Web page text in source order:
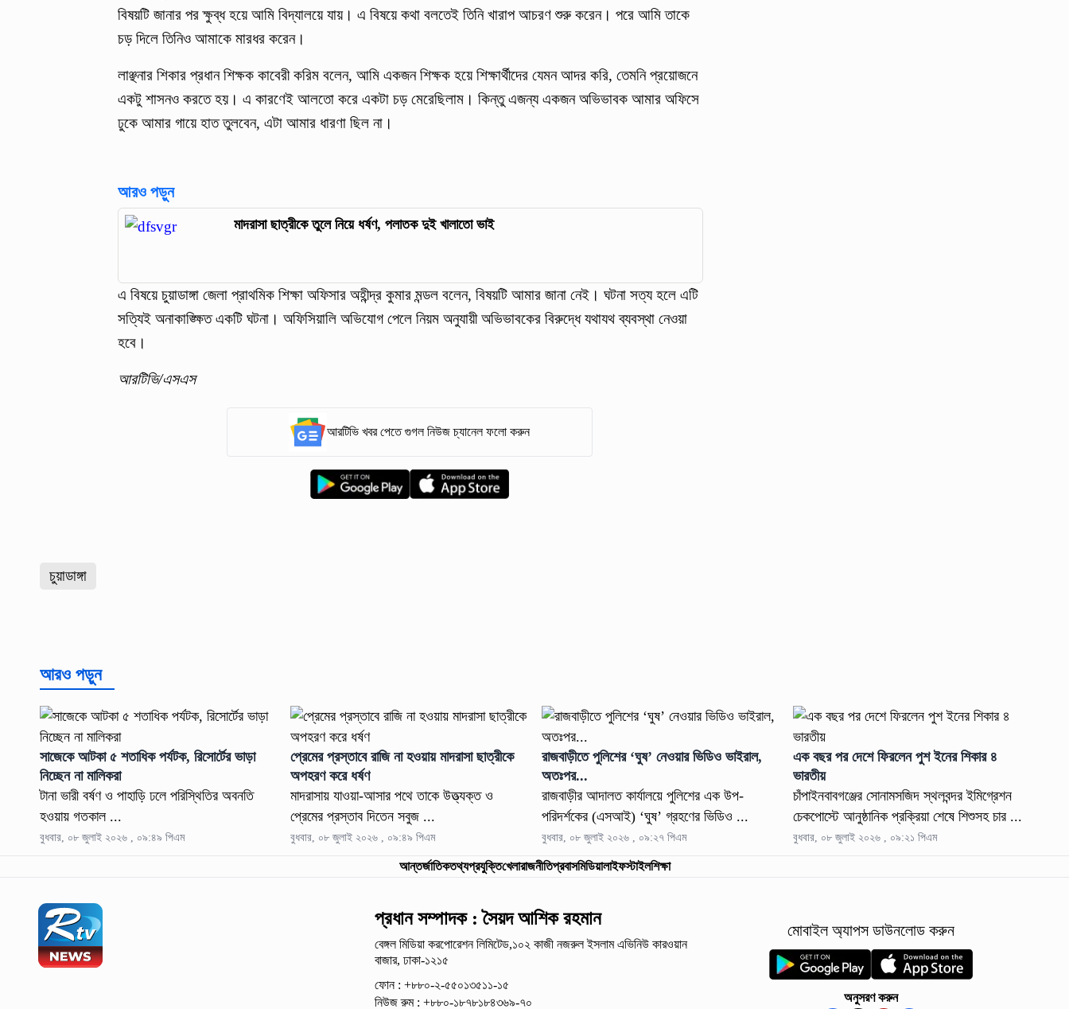
বিষয়টি জানার পর ক্ষুব্ধ হয়ে আমি বিদ্যালয়ে যায়। এ বিষয়ে কথা বলতেই তিনি খারাপ আচরণ শুরু করেন। পরে আমি তাকে
চড় দিলে তিনিও আমাকে মারধর করেন।
লাঞ্ছনার শিকার প্রধান শিক্ষক কাবেরী করিম বলেন, আমি একজন শিক্ষক হয়ে শিক্ষার্থীদের যেমন আদর করি, তেমনি প্রয়োজনে
একটু শাসনও করতে হয়। এ কারণেই আলতো করে একটা চড় মেরেছিলাম। কিন্তু এজন্য একজন অভিভাবক আমার অফিসে
ঢুকে আমার গায়ে হাত তুলবেন, এটা আমার ধারণা ছিল না।
আরও পড়ুন
মাদরাসা ছাত্রীকে তুলে নিয়ে ধর্ষণ, পলাতক দুই খালাতো ভাই
এ বিষয়ে চুয়াডাঙ্গা জেলা প্রাথমিক শিক্ষা অফিসার অহীন্দ্র কুমার মন্ডল বলেন, বিষয়টি আমার জানা নেই। ঘটনা সত্য হলে এটি
সত্যিই অনাকাঙ্ক্ষিত একটি ঘটনা। অফিসিয়ালি অভিযোগ পেলে নিয়ম অনুযায়ী অভিভাবকের বিরুদ্ধে যথাযথ ব্যবস্থা নেওয়া
হবে।
আরটিভি/এসএস
আরটিভি খবর পেতে গুগল নিউজ চ্যানেল ফলো করুন
চুয়াডাঙ্গা
আরও পড়ুন
সাজেকে আটকা ৫ শতাধিক পর্যটক, রিসোর্টের ভাড়া
নিচ্ছেন না মালিকরা
টানা ভারী বর্ষণ ও পাহাড়ি ঢলে পরিস্থিতির অবনতি
হওয়ায় গতকাল ...
বুধবার, ০৮ জুলাই ২০২৬ , ০৯:৪৯ পিএম
প্রেমের প্রস্তাবে রাজি না হওয়ায় মাদরাসা ছাত্রীকে
অপহরণ করে ধর্ষণ
মাদরাসায় যাওয়া-আসার পথে তাকে উত্ত্যক্ত ও
প্রেমের প্রস্তাব দিতেন সবুজ ...
বুধবার, ০৮ জুলাই ২০২৬ , ০৯:৪৯ পিএম
রাজবাড়ীতে পুলিশের ‘ঘুষ’ নেওয়ার ভিডিও ভাইরাল,
অতঃপর...
রাজবাড়ীর আদালত কার্যালয়ে পুলিশের এক উপ-
পরিদর্শকের (এসআই) ‘ঘুষ’ গ্রহণের ভিডিও ...
বুধবার, ০৮ জুলাই ২০২৬ , ০৯:২৭ পিএম
এক বছর পর দেশে ফিরলেন পুশ ইনের শিকার ৪
ভারতীয়
চাঁপাইনবাবগঞ্জের সোনামসজিদ স্থলবন্দর ইমিগ্রেশন
চেকপোস্টে আনুষ্ঠানিক প্রক্রিয়া শেষে শিশুসহ চার ...
বুধবার, ০৮ জুলাই ২০২৬ , ০৯:২১ পিএম
আন্তর্জাতিকতথ্যপ্রযুক্তিখেলারাজনীতিপ্রবাসমিডিয়ালাইফস্টাইলশিক্ষা
প্রধান সম্পাদক : সৈয়দ আশিক রহমান
বেঙ্গল মিডিয়া করপোরেশন লিমিটেড,১০২ কাজী নজরুল ইসলামএভিনিউ কারওয়ান
বাজার, ঢাকা-১২১৫
ফোন : +৮৮০-২-৫৫০১৩৫১১-১৫
নিউজ রুম : +৮৮০-১৮৭৮১৮৪৩৬৯-৭০
মোবাইল অ্যাপস ডাউনলোড করুন
অনুসরণ করুন